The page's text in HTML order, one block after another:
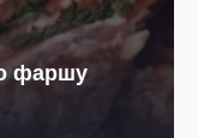
фаршу